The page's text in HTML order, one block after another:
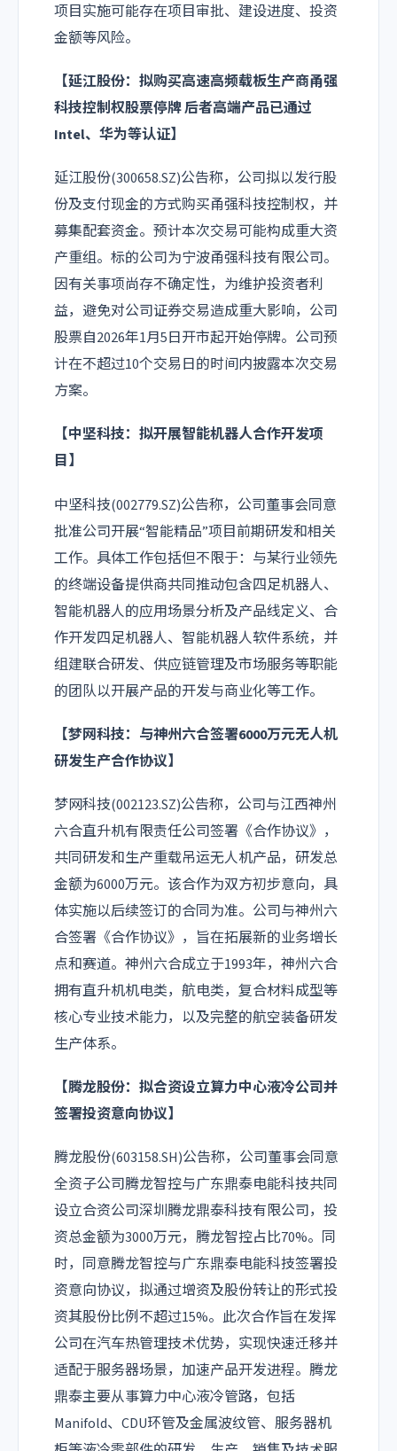
项目实施可能存在项目审批、建设进度、投资
金额等风险。
【延江股份：拟购买高速高频载板生产商甬强
科技控制权股票停牌 后者高端产品已通过
Intel、华为等认证】
延江股份(300658.SZ)公告称，公司拟以发行股
份及支付现金的方式购买甬强科技控制权，并
募集配套资金。预计本次交易可能构成重大资
产重组。标的公司为宁波甬强科技有限公司。
因有关事项尚存不确定性，为维护投资者利
益，避免对公司证券交易造成重大影响，公司
股票自2026年1月5日开市起开始停牌。公司预
计在不超过10个交易日的时间内披露本次交易
方案。
【中坚科技：拟开展智能机器人合作开发项
目】
中坚科技(002779.SZ)公告称，公司董事会同意
批准公司开展“智能精品”项目前期研发和相关
工作。具体工作包括但不限于：与某行业领先
的终端设备提供商共同推动包含四足机器人、
智能机器人的应用场景分析及产品线定义、合
作开发四足机器人、智能机器人软件系统，并
组建联合研发、供应链管理及市场服务等职能
的团队以开展产品的开发与商业化等工作。
【梦网科技：与神州六合签署6000万元无人机
研发生产合作协议】
梦网科技(002123.SZ)公告称，公司与江西神州
六合直升机有限责任公司签署《合作协议》，
共同研发和生产重载吊运无人机产品，研发总
金额为6000万元。该合作为双方初步意向，具
体实施以后续签订的合同为准。公司与神州六
合签署《合作协议》，旨在拓展新的业务增长
点和赛道。神州六合成立于1993年，神州六合
拥有直升机机电类，航电类，复合材料成型等
核心专业技术能力，以及完整的航空装备研发
生产体系。
【腾龙股份：拟合资设立算力中心液冷公司并
签署投资意向协议】
腾龙股份(603158.SH)公告称，公司董事会同意
全资子公司腾龙智控与广东鼎泰电能科技共同
设立合资公司深圳腾龙鼎泰科技有限公司，投
资总金额为3000万元，腾龙智控占比70%。同
时，同意腾龙智控与广东鼎泰电能科技签署投
资意向协议，拟通过增资及股份转让的形式投
资其股份比例不超过15%。此次合作旨在发挥
公司在汽车热管理技术优势，实现快速迁移并
适配于服务器场景，加速产品开发进程。腾龙
鼎泰主要从事算力中心液冷管路，包括
Manifold、CDU环管及金属波纹管、服务器机